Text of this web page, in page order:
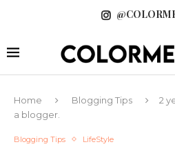
Home Blogging Tips
2
a blogger.
Blogging Tips LifeStyle